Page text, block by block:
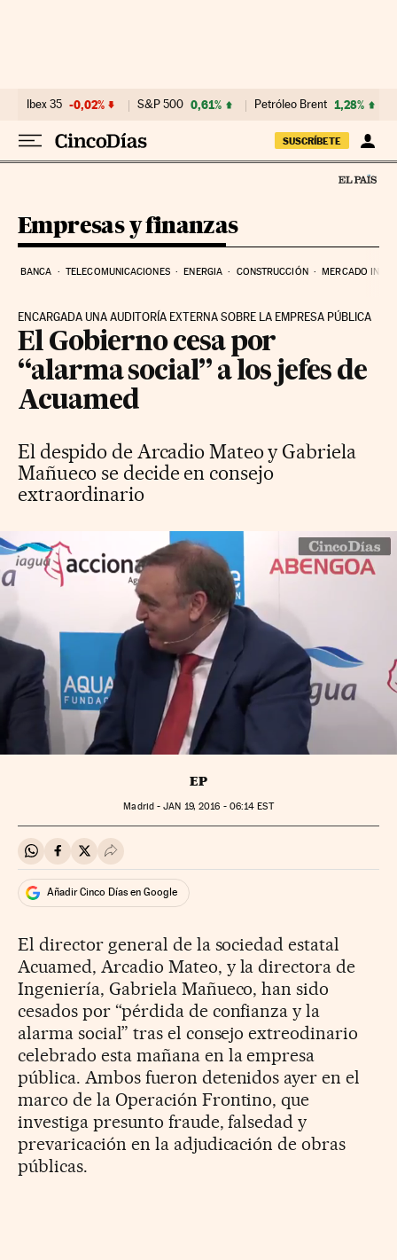
Ibex 35 -0,02% S&P 500 0,61% Petróleo Brent 1,28%
SUSCRÍBETE
Empresas y finanzas
BANCA TELECOMUNICACIONES ENERGIA CONSTRUCCIÓN MERCADO
ENCARGADA UNA AUDITORÍA EXTERNA SOBRE LA EMPRESA PÚBLICA
El Gobierno cesa por
“alarma social” a los jefes de
Acuamed
El despido de Arcadio Mateo y Gabriela
Mañueco se decide en consejo
extraordinario
EP
Madrid -JAN 19, 2016 - 06:14 EST
Compartir en Whatsapp
Compartir en Facebook
Compartir en Twitter
Desplegar Redes Sociales
Añadir Cinco Días en Google
El director general de la sociedad estatal
Acuamed, Arcadio Mateo, y la directora de
Ingeniería, Gabriela Mañueco, han sido
cesados por “pérdida de confianza y la
alarma social” tras el consejo extreodinario
celebrado esta mañana en la empresa
pública. Ambos fueron detenidos ayer en el
marco de la Operación Frontino, que
investiga presunto fraude, falsedad y
prevaricación en la adjudicación de obras
públicas.